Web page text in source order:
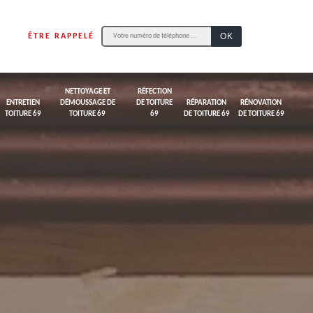
ÊTRE RAPPELÉ
ENTRETIEN
TOITURE 69
NETTOYAGE ET
DÉMOUSSAGE DE
TOITURE 69
RÉFECTION
DE TOITURE
69
RÉPARATION
DE TOITURE 69
RÉNOVATION
DE TOITURE 69